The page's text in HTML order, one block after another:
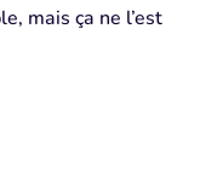
mais ça ne l’est